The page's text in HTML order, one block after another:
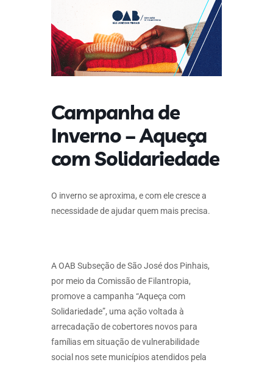
Campanha de
Inverno – Aqueça
com Solidariedade
O inverno se aproxima, e com ele cresce a
necessidade de ajudar quem mais precisa.
A OAB Subseção de São José dos Pinhais,
por meio da Comissão de Filantropia,
promove a campanha “Aqueça com
Solidariedade”, uma ação voltada à
arrecadação de cobertores novos para
famílias em situação de vulnerabilidade
social nos sete municípios atendidos pela